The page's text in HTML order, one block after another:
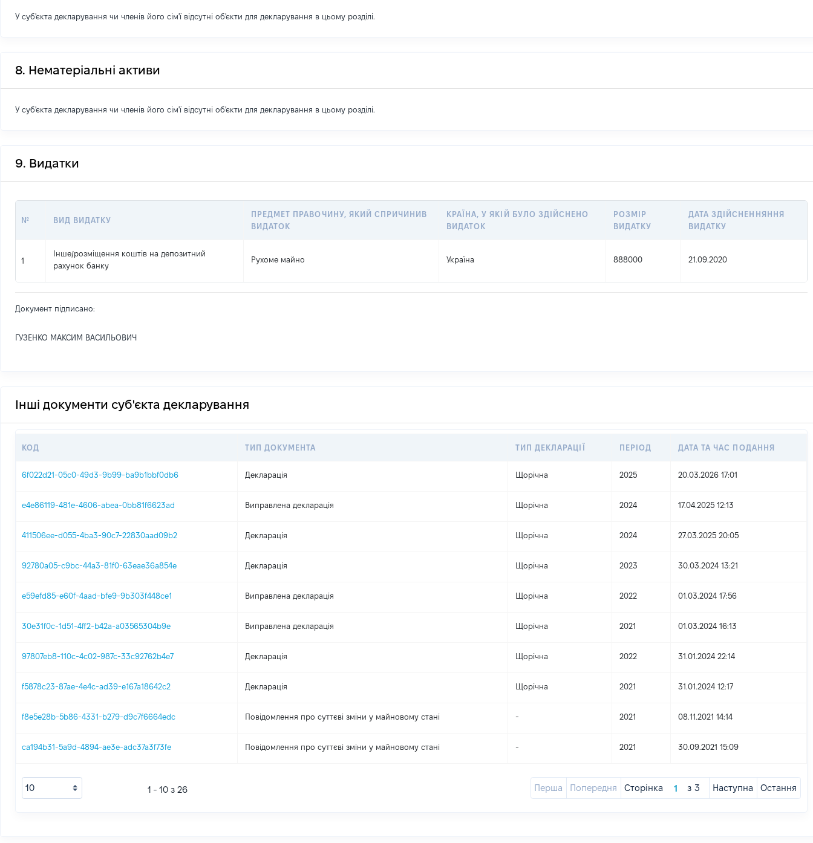
У суб'єкта декларування чи членів його сім'ї відсутні об'єкти для декларування в цьому розділі.
8. Нематеріальні активи
У суб'єкта декларування чи членів його сім'ї відсутні об'єкти для декларування в цьому розділі.
9. Видатки
№ ВИД ВИДАТКУ
ПРЕДМЕТ ПРАВОЧИНУ, ЯКИЙ СПРИЧИНИВ
ВИДАТОК
КРАЇНА, У ЯКІЙ БУЛО ЗДІЙСНЕНО
ВИДАТОК
РОЗМІР
ВИДАТКУ
ДАТА ЗДІЙСНЕННЯННЯ
ВИДАТКУ
1
Інше/розміщення коштів на депозитний
рахунок банку
Рухоме майно Україна 888000 21.09.2020
Документ підписано:
ГУЗЕНКО МАКСИМ ВАСИЛЬОВИЧ
Інші документи суб'єкта декларування
КОД ТИП ДОКУМЕНТА ТИП ДЕКЛАРАЦІЇ ПЕРІОД ДАТА ТА ЧАС ПОДАННЯ
6f022d21-05c0-49d3-9b99-ba9b1bbf0db6 Декларація Щорічна 2025 20.03.2026 17:01
e4e86119-481e-4606-abea-0bb81f6623ad Виправлена декларація Щорічна 2024 17.04.2025 12:13
411506ee-d055-4ba3-90c7-22830aad09b2 Декларація Щорічна 2024 27.03.2025 20:05
92780a05-c9bc-44a3-81f0-63eae36a854e Декларація Щорічна 2023 30.03.2024 13:21
e59efd85-e60f-4aad-bfe9-9b303f448ce1 Виправлена декларація Щорічна 2022 01.03.2024 17:56
30e31f0c-1d51-4ff2-b42a-a03565304b9e Виправлена декларація Щорічна 2021 01.03.2024 16:13
97807eb8-110c-4c02-987c-33c92762b4e7 Декларація Щорічна 2022 31.01.2024 22:14
f5878c23-87ae-4e4c-ad39-e167a18642c2 Декларація Щорічна 2021 31.01.2024 12:17
f8e5e28b-5b86-4331-b279-d9c7f6664edc Повідомлення про суттєві зміни y майновому стані - 2021 08.11.2021 14:14
ca194b31-5a9d-4894-ae3e-adc37a3f73fe Повідомлення про суттєві зміни y майновому стані - 2021 30.09.2021 15:09
1 - 10 з 26 Перша Попередня Сторінка з 3 Наступна Остання